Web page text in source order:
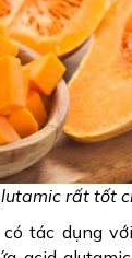
rất tốt
tác dụng